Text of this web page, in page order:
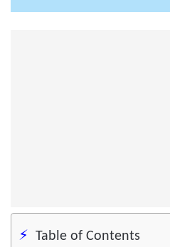
Table of Contents